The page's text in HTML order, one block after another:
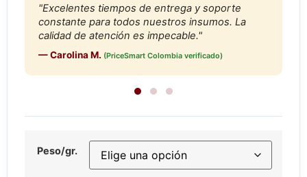
"Excelentes tiempos de entrega y soporte
constante para todos nuestros insumos. La
calidad de atención es impecable."
— Carolina M. (PriceSmart Colombia verificado)
Peso/gr.